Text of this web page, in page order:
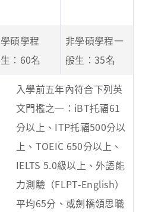
學碩學程
生：60名
非學碩學程一
般生：35名
入學前五年內符合下列英
文門檻之一：iBT托福61
分以上、ITP托福500分以
上、TOEIC 650分以上、
IELTS 5.0級以上、外語能
力測驗（FLPT-English）
平均65分、或劍橋領思職